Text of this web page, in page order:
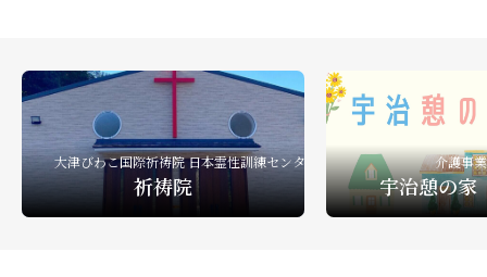
大津びわこ国際祈祷院 日本霊性訓練センター
祈祷院
介護事
宇治憩の